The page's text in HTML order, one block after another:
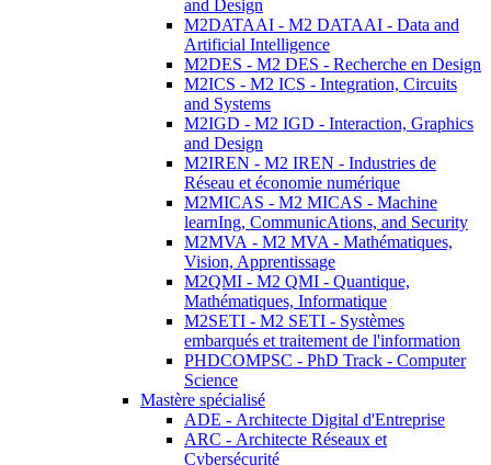
and Design
M2DATAAI - M2 DATAAI - Data and
Artificial Intelligence
M2DES - M2 DES - Recherche en Design
M2ICS - M2 ICS - Integration, Circuits
and Systems
M2IGD - M2 IGD - Interaction, Graphics
and Design
M2IREN - M2 IREN - Industries de
Réseau et économie numérique
M2MICAS - M2 MICAS - Machine
learnIng, CommunicAtions, and Security
M2MVA - M2 MVA - Mathématiques,
Vision, Apprentissage
M2QMI - M2 QMI - Quantique,
Mathématiques, Informatique
M2SETI - M2 SETI - Systèmes
embarqués et traitement de l'information
PHDCOMPSC - PhD Track - Computer
Science
Mastère spécialisé
ADE - Architecte Digital d'Entreprise
ARC - Architecte Réseaux et
Cybersécurité